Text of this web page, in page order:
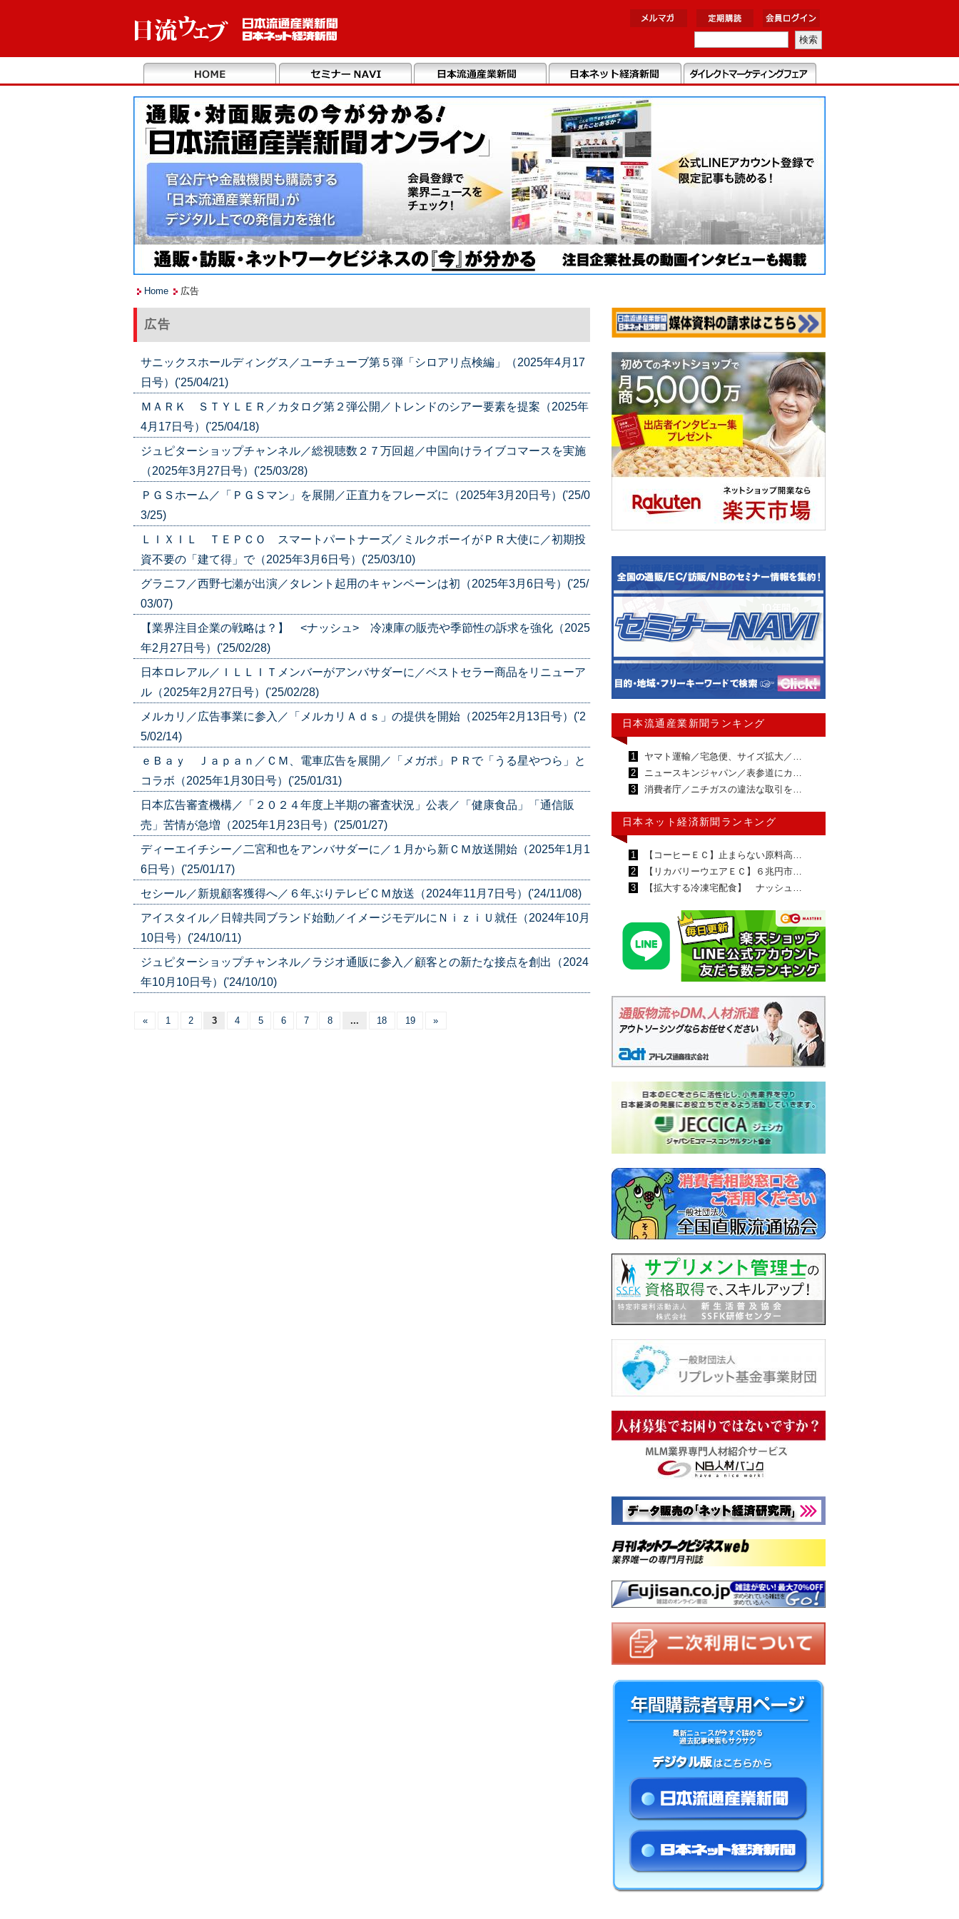
Home 広告
広告
サニックスホールディングス／ユーチューブ第５弾「シロアリ点検編」（2025年4月17
日号）('25/04/21)
ＭＡＲＫ ＳＴＹＬＥＲ／カタログ第２弾公開／トレンドのシアー要素を提案（2025年
4月17日号）('25/04/18)
ジュピターショップチャンネル／総視聴数２７万回超／中国向けライブコマースを実施
（2025年3月27日号）('25/03/28)
ＰＧＳホーム／「ＰＧＳマン」を展開／正直力をフレーズに（2025年3月20日号）('25/0
3/25)
ＬＩＸＩＬ ＴＥＰＣＯ スマートパートナーズ／ミルクボーイがＰＲ大使に／初期投
資不要の「建て得」で（2025年3月6日号）('25/03/10)
グラニフ／西野七瀬が出演／タレント起用のキャンペーンは初（2025年3月6日号）('25/
03/07)
【業界注目企業の戦略は？】 <ナッシュ> 冷凍庫の販売や季節性の訴求を強化（2025
年2月27日号）('25/02/28)
日本ロレアル／ＩＬＬＩＴメンバーがアンバサダーに／ベストセラー商品をリニューア
ル（2025年2月27日号）('25/02/28)
メルカリ／広告事業に参入／「メルカリＡｄｓ」の提供を開始（2025年2月13日号）('2
5/02/14)
ｅＢａｙ Ｊａｐａｎ／ＣＭ、電車広告を展開／「メガポ」ＰＲで「うる星やつら」と
コラボ（2025年1月30日号）('25/01/31)
日本広告審査機構／「２０２４年度上半期の審査状況」公表／「健康食品」「通信販
売」苦情が急増（2025年1月23日号）('25/01/27)
ディーエイチシー／二宮和也をアンバサダーに／１月から新ＣＭ放送開始（2025年1月1
6日号）('25/01/17)
セシール／新規顧客獲得へ／６年ぶりテレビＣＭ放送（2024年11月7日号）('24/11/08)
アイスタイル／日韓共同ブランド始動／イメージモデルにＮｉｚｉＵ就任（2024年10月
10日号）('24/10/11)
ジュピターショップチャンネル／ラジオ通販に参入／顧客との新たな接点を創出（2024
年10月10日号）('24/10/10)
« 1 2 3 4 5 6 7 8 ... 18 19 »
日本流通産業新聞ランキング
1
ヤマト運輸／宅急便、サイズ拡大／…
2
ニュースキンジャパン／表参道にカ…
3
消費者庁／ニチガスの違法な取引を…
日本ネット経済新聞ランキング
1
【コーヒーＥＣ】止まらない原料高…
2
【リカバリーウエアＥＣ】６兆円市…
3
【拡大する冷凍宅配食】 ナッシュ…